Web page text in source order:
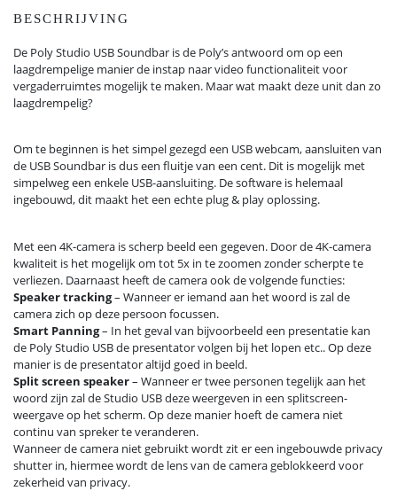
BESCHRIJVING
De Poly Studio USB Soundbar is de Poly’s antwoord om op een
laagdrempelige manier de instap naar video functionaliteit voor
vergaderruimtes mogelijk te maken. Maar wat maakt deze unit dan zo
laagdrempelig?
Om te beginnen is het simpel gezegd een USB webcam, aansluiten van
de USB Soundbar is dus een fluitje van een cent. Dit is mogelijk met
simpelweg een enkele USB-aansluiting. De software is helemaal
ingebouwd, dit maakt het een echte plug & play oplossing.
Met een 4K-camera is scherp beeld een gegeven. Door de 4K-camera
kwaliteit is het mogelijk om tot 5x in te zoomen zonder scherpte te
verliezen. Daarnaast heeft de camera ook de volgende functies:
Speaker tracking– Wanneer er iemand aan het woord is zal de
camera zich op deze persoon focussen.
Smart Panning– In het geval van bijvoorbeeld een presentatie kan
de Poly Studio USB de presentator volgen bij het lopen etc.. Op deze
manier is de presentator altijd goed in beeld.
Split screen speaker– Wanneer er twee personen tegelijk aan het
woord zijn zal de Studio USB deze weergeven in een splitscreen-
weergave op het scherm. Op deze manier hoeft de camera niet
continu van spreker te veranderen.
Wanneer de camera niet gebruikt wordt zit er een ingebouwde privacy
shutter in, hiermee wordt de lens van de camera geblokkeerd voor
zekerheid van privacy.